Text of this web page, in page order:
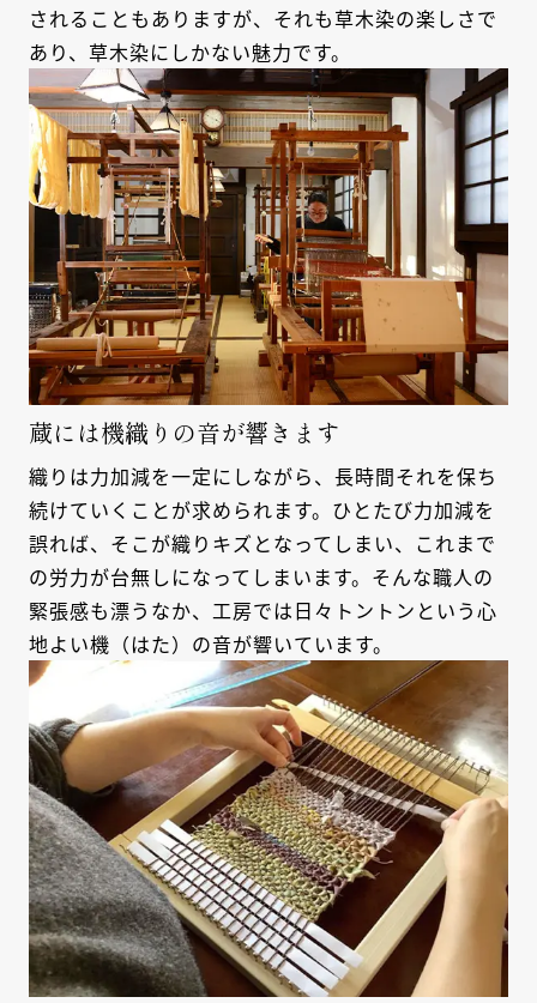
されることもありますが、それも草木染の楽しさで
あり、草木染にしかない魅力です。
蔵には機織りの音が響きます
織りは力加減を一定にしながら、長時間それを保ち
続けていくことが求められます。ひとたび力加減を
誤れば、そこが織りキズとなってしまい、これまで
の労力が台無しになってしまいます。そんな職人の
緊張感も漂うなか、工房では日々トントンという心
地よい機（はた）の音が響いています。